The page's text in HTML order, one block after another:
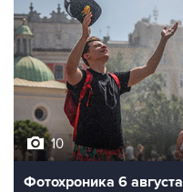
10
Фотохроника 6 августа